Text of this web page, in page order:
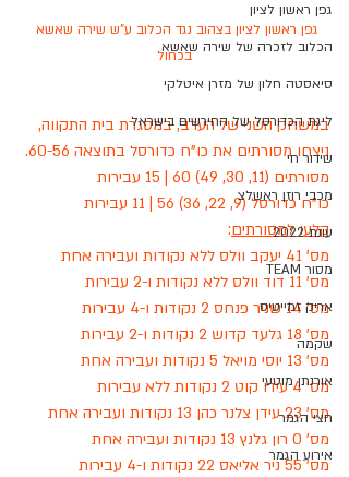
גפן ראשון לציון
הכלוב לזכרה של שירה שאשא
סיאסטה חלון של מזרן איטלקי
ליגת הכדורסל של החירשים בישראל
שידור חי
מכבי רוזן ראשלצ
עונת 2022
מסור TEAM
אריק זמייטיס
שקמה
אורנתן מוטעי
חצי הגמר
אירוע הגמר
גפן ראשון לציון בצהוב נגד הכלוב ע"ש שירה שאשא
בכחול
במשחק השני של הערב, במסגרת בית התקווה,
ניצחו מסורתים את כו"ח כדורסל בתוצאה 60-56.
מסורתים (11, 30, 49) 60 | 15 עבירות
כו"ח כדורסל (9, 22, 36) 56 | 11 עבירות
קלעו למסורתים:
מס' 41 יעקב וולס ללא נקודות ועבירה אחת
מס' 11 דוד וולס ללא נקודות ו-2 עבירות
מס' 14 שניר פנחס 2 נקודות ו-4 עבירות
מס' 18 גלעד קדוש 2 נקודות ו-2 עבירות
מס' 13 יוסי מויאל 5 נקודות ועבירה אחת
מס' 4 עידו קוט 2 נקודות ללא עבירות
מס' 23 עידן צלנר כהן 13 נקודות ועבירה אחת
מס' 0 רון גלנץ 13 נקודות ועבירה אחת
מס' 55 ניר אליאס 22 נקודות ו-4 עבירות